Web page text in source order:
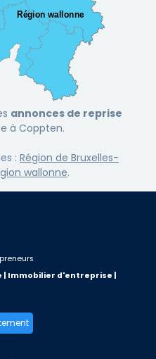
Région wallonne
annonces de reprise
à Coppten.
: Région de Bruxelles-
wallonne.
| Immobilier d'entreprise |